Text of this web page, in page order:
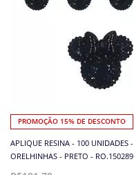
PROMOÇÃO 15% DE DESCONTO
APLIQUE RESINA - 100 UNIDADES -
ORELHINHAS - PRETO - RO.150289